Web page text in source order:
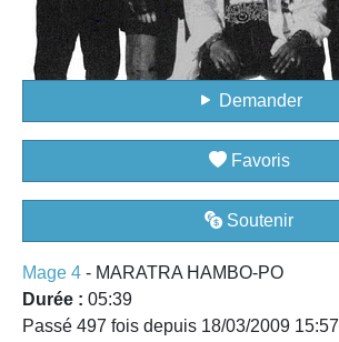
Demander
Favoris
Soutenir
Mage 4 - MARATRA HAMBO-PO
Durée : 05:39
Passé 497 fois depuis 18/03/2009 15:57